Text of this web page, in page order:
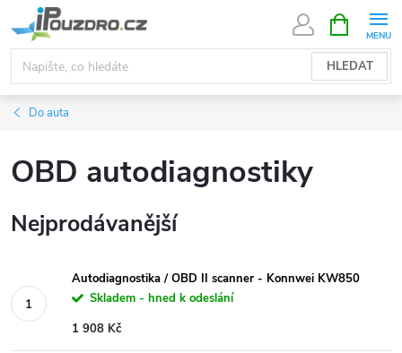
na
obsah
HLEDAT
NÁKUPNÍ
KOŠÍK
Do auta
OBD autodiagnostiky
Nejprodávanější
Autodiagnostika / OBD II scanner - Konnwei KW850
Skladem - hned k odeslání
1 908 Kč